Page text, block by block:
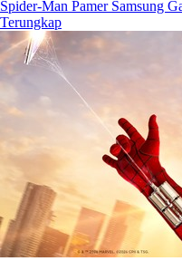
Spider-Man Pamer Samsung
Terungkap